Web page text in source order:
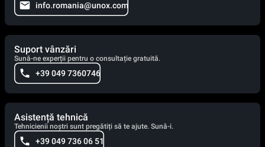
info.romania@unox.com
Suport vânzări
Sună-ne experții pentru o consultație gratuită.
+39 049 7360746
Asistență tehnică
Tehnicienii noștri sunt pregătiți să te ajute. Sună-i.
+39 049 736 06 51